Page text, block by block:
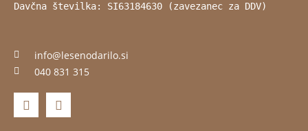
Davčna številka: SI63184630 (zavezanec za DDV)
info@lesenodarilo.si
040 831 315